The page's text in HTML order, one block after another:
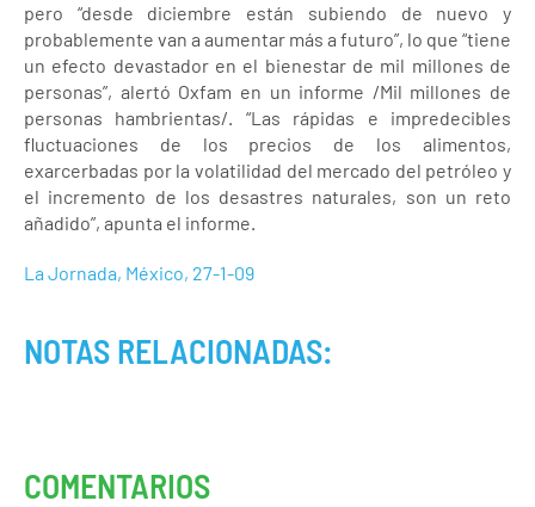
pero “desde diciembre están subiendo de nuevo y
probablemente van a aumentar más a futuro”, lo que “tiene
un efecto devastador en el bienestar de mil millones de
personas”, alertó Oxfam en un informe /Mil millones de
personas hambrientas/. “Las rápidas e impredecibles
fluctuaciones de los precios de los alimentos,
exarcerbadas por la volatilidad del mercado del petróleo y
el incremento de los desastres naturales, son un reto
añadido”, apunta el informe.
La Jornada, México, 27-1-09
NOTAS RELACIONADAS:
COMENTARIOS